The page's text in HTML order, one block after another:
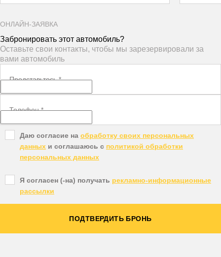
ОНЛАЙН-ЗАЯВКА
Забронировать этот автомобиль?
Оставьте свои контакты, чтобы мы зарезервировали за
вами автомобиль
Представьтесь*
Телефон*
Даю согласие на обработку своих персональных
данных и соглашаюсь с политикой обработки
персональных данных
Я согласен (-на) получать рекламно-информационные
рассылки
ПОДТВЕРДИТЬ БРОНЬ